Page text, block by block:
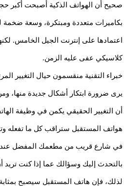
صحيح أن الهواتف الذكية أصبحت أكبر
بكاميرات متعددة ومبتكرة، وسعة ضخمة
اعتمادها على إنترنت الجيل الخامس.
كلاسيكي عفى عليه الزمن.
خبراء التقنية منقسمون حيال التغيير
يرى ضرورة ابتكار أشكال جديدة منها،
أن التغيير الحقيقي يكمن في وظيفة
هواتف المستقبل ستراقب كل ما تفعله
في شارع قريب من مطعمك المفضل عند
بالتحدث إليك وسؤالك عما إذا كنت تريد
لذلك، فإن هاتف المستقبل سيصبح